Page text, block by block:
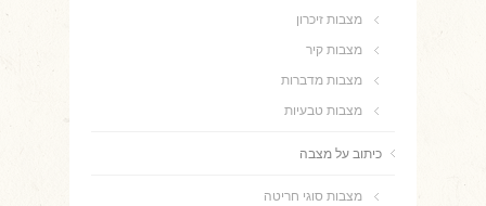
מצבות זיכרון
מצבות קיר
מצבות מדברות
מצבות טבעיות
כיתוב על מצבה
מצבות סוגי חריטה